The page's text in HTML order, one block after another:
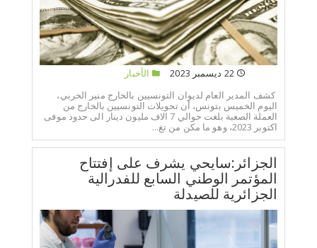
22 ديسمبر 2023
الأخبار
كشف المدير العام لديوان التونسيين بالخارج منير الخربي،
اليوم الخميس بتونس، أن تحويلات التونسيين بالخارج من
العملة الصعبة بلغت حوالي 7 الاف مليون دينار الى حدود موفى
اكتوبر 2023، وهو ما مكن من تغ...
الجزائر:سايحي يشرف على إفتتاح
المؤتمر الوطني السابع للفدرالية
الجزائرية للصيدلة